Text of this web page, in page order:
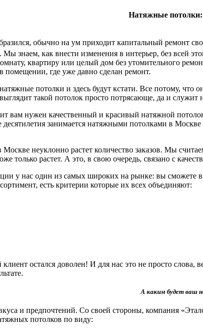
Натяжные
обычно на ум приходит капитальный ремонт
знаем, как внести изменения в интерьер, без всей
квартиру или целый дом без утомительного
помещении, где уже давно сделан ремонт.
потолки и здесь будут кстати. Все потому, что
такой потолок просто потрясающе, да и служит
вам нужен качественный и красивый натяжной
занимается натяжными потолками в
неуклонно растет количество заказов. Мы
только растет. А это, в свою очередь, связано с
у нас один из самых широких на рынке: вы сможете
есть критерии которые их всех объединяют:
остался доволен! И для нас это не просто
А каким будет ваш
и предпочтений. Со своей стороны, компания
потолков по виду: